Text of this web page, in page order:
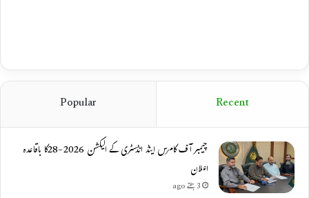
Recent
Popular
چیمبر آف کامرس اینڈ انڈسٹری کے الیکشن 2026-28کا باقاعدہ
اعلان
3 ہفتے ago